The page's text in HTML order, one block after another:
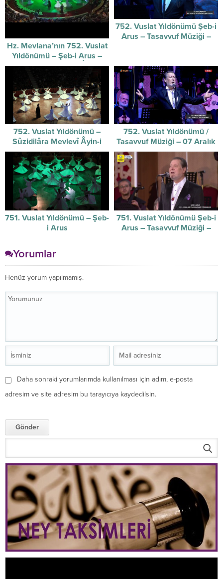
Hz. Mevlana’nın 752. Vuslat
Yıldönümü – Şeb-i Arus –
Sûzidilârâ Mevlevî Âyin-i
Şerif’i
752. Vuslat Yıldönümü Şeb-i
Arus – Tasavvuf Müziği –
752. Vuslat Yıldönümü –
Sûzidilâra Mevlevî Âyin-i
Şerifi / 07-12-2025
752. Vuslat Yıldönümü /
Tasavvuf Müziği – 07 Aralık
2025
751. Vuslat Yıldönümü – Şeb-
i Arus
751. Vuslat Yıldönümü Şeb-i
Arus – Tasavvuf Müziği –
Yorumlar
Henüz yorum yapılmamış.
Daha sonraki yorumlarımda kullanılması için adım, e-posta
adresim ve site adresim bu tarayıcıya kaydedilsin.